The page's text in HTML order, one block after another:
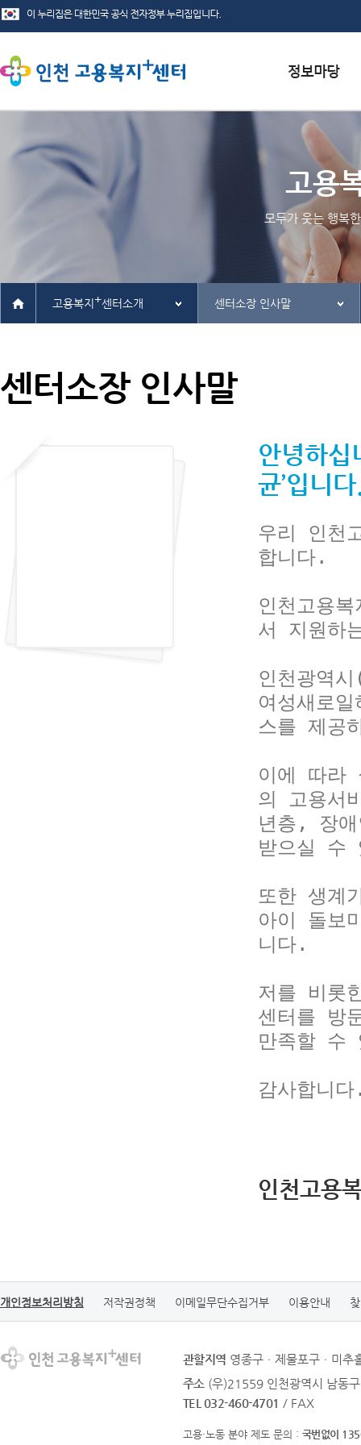
서식자료실
채용정보
인재정보
관련사이트
고용
모두가 웃는 행복
고용복지 +센터소개 센터소장 인사말
센터소장 인사말
안녕하십
균’입니
우리 인천
합니다.
인천고용
서 지원하
인천광역
여성새로
스를 제
이에 따라
의 고용서
년층, 장애
받으실
또한 생계
아이 돌보
니다.
저를 비롯
센터를 방
만족할 수
감사합니
인천고용
개인정보처리방침 저작권정책 이메일무단수집거부 이용안내
관할지역 영종구ㆍ제물포구ㆍ미추
주소 (우)21559 인천광역시 남동
TEL 032-460-4701 / FAX
고용·노동 분야 제도 문의 : 국번없이